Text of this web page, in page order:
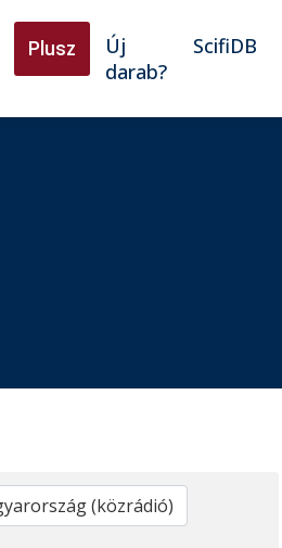
Plusz
Új
darab?
ScifiDB